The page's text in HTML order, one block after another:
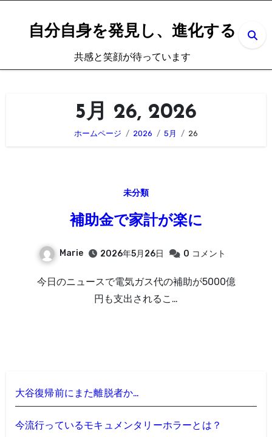
自分自身を発見し、進化する
共感と笑顔が待っています
5月 26, 2026
ホームページ 2026 5月 26
未分類
補助金で家計が楽に
Marie 2026年5月26日 0 コメント
今日のニュースで電気ガス代の補助が5000億
円も支出されるこ…
大谷復帰前にまた離脱者か…
今流行っているモキュメンタリーホラーとは？